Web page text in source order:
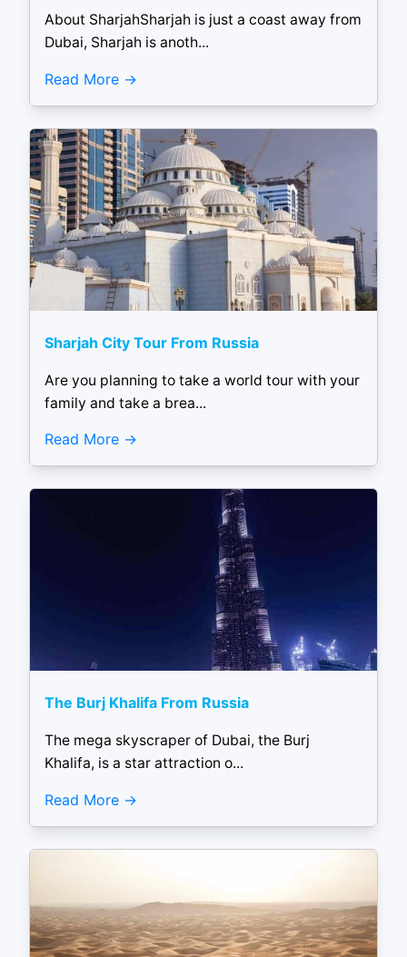
About SharjahSharjah is just a coast away from
Dubai, Sharjah is anoth...
Read More
Sharjah City Tour From Russia
Are you planning to take a world tour with your
family and take a brea...
Read More
The Burj Khalifa From Russia
The mega skyscraper of Dubai, the Burj
Khalifa, is a star attraction o...
Read More